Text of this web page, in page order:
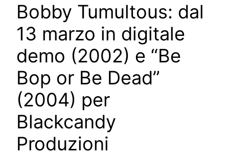
Bobby Tumultous: dal
13 marzo in digitale
demo (2002) e “Be
Bop or Be Dead”
(2004) per
Blackcandy
Produzioni